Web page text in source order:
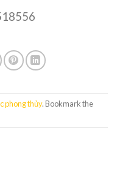
phong thủy. Bookmark the